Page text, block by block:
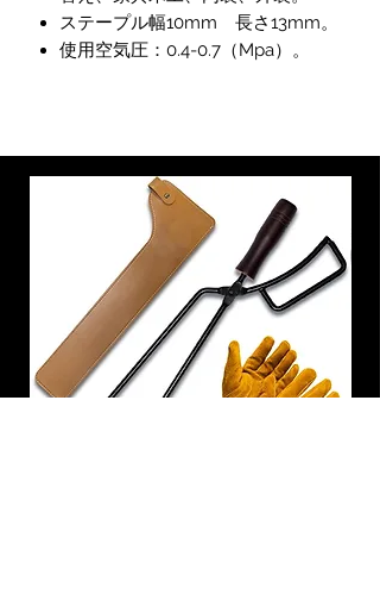
ステープル幅10mm 長さ13mm。
使用空気圧：0.4-0.7（Mpa）。